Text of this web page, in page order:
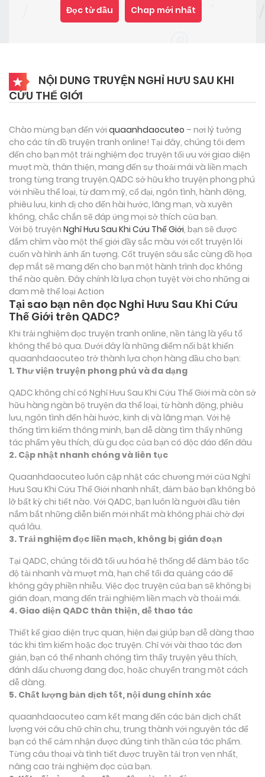
Đọc từ đầu Chap mới nhất
NỘI DUNG TRUYỆN NGHỈ HƯU SAU KHI
CỨU THẾ GIỚI
Chào mừng bạn đến với quaanhdaocuteo – nơi lý tưởng
cho các tín đồ truyện tranh online! Tại đây, chúng tôi đem
đến cho bạn một trải nghiệm đọc truyện tối ưu với giao diện
mượt mà, thân thiện, mang đến sự thoải mái và liền mạch
trong từng trang truyện.QADC sở hữu kho truyện phong phú
với nhiều thể loại, từ đam mỹ, cổ đại, ngôn tình, hành động,
phiêu lưu, kinh dị cho đến hài hước, lãng mạn, và xuyên
không, chắc chắn sẽ đáp ứng mọi sở thích của bạn.
Với bộ truyện Nghỉ Hưu Sau Khi Cứu Thế Giới, bạn sẽ được
đắm chìm vào một thế giới đầy sắc màu với cốt truyện lôi
cuốn và hình ảnh ấn tượng. Cốt truyện sâu sắc cùng đồ họa
đẹp mắt sẽ mang đến cho bạn một hành trình đọc không
thể nào quên. Đây chính là lựa chọn tuyệt vời cho những ai
đam mê thể loại Action
Tại sao bạn nên đọc Nghỉ Hưu Sau Khi Cứu
Thế Giới trên QADC?
Khi trải nghiệm đọc truyện tranh online, nền tảng là yếu tố
không thể bỏ qua. Dưới đây là những điểm nổi bật khiến
quaanhdaocuteo trở thành lựa chọn hàng đầu cho bạn:
1. Thư viện truyện phong phú và đa dạng
QADC không chỉ có Nghỉ Hưu Sau Khi Cứu Thế Giới mà còn sở
hữu hàng ngàn bộ truyện đa thể loại, từ hành động, phiêu
lưu, ngôn tình đến hài hước, kinh dị và lãng mạn. Với hệ
thống tìm kiếm thông minh, bạn dễ dàng tìm thấy những
tác phẩm yêu thích, dù gu đọc của bạn có độc đáo đến đâu
2. Cập nhật nhanh chóng và liên tục
Quaanhdaocuteo luôn cập nhật các chương mới của Nghỉ
Hưu Sau Khi Cứu Thế Giới nhanh nhất, đảm bảo bạn không bỏ
lỡ bất kỳ chi tiết nào. Với QADC, bạn luôn là người đầu tiên
nắm bắt những diễn biến mới nhất mà không phải chờ đợi
quá lâu.
3. Trải nghiệm đọc liền mạch, không bị gián đoạn
Tại QADC, chúng tôi đã tối ưu hóa hệ thống để đảm bảo tốc
độ tải nhanh và mượt mà, hạn chế tối đa quảng cáo để
không gây phiền nhiễu. Việc đọc truyện của bạn sẽ không bị
gián đoạn, mang đến trải nghiệm liền mạch và thoải mái.
4. Giao diện QADC thân thiện, dễ thao tác
Thiết kế giao diện trực quan, hiện đại giúp bạn dễ dàng thao
tác khi tìm kiếm hoặc đọc truyện. Chỉ với vài thao tác đơn
giản, bạn có thể nhanh chóng tìm thấy truyện yêu thích,
đánh dấu chương đang đọc, hoặc chuyển trang một cách
dễ dàng.
5. Chất lượng bản dịch tốt, nội dung chính xác
quaanhdaocuteo cam kết mang đến các bản dịch chất
lượng với câu chữ chỉn chu, trung thành với nguyên tác để
bạn có thể cảm nhận được đúng tinh thần của tác phẩm.
Từng câu thoại và tình tiết được truyền tải trọn vẹn nhất,
nâng cao trải nghiệm đọc của bạn.